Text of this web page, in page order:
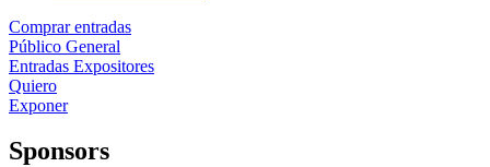
Comprar entradas
Público General
Entradas Expositores
Quiero
Exponer
Sponsors